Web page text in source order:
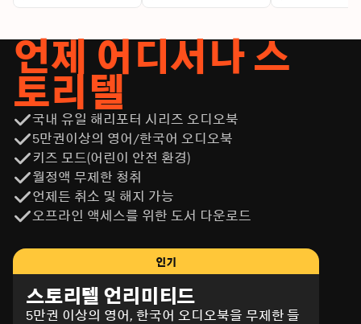
언제 어디서나 스
토리텔
국내 유일 해리포터 시리즈 오디오북
5만권이상의 영어/한국어 오디오북
키즈 모드(어린이 안전 환경)
월정액 무제한 청취
언제든 취소 및 해지 가능
오프라인 액세스를 위한 도서 다운로드
인기
스토리텔 언리미티드
5만권 이상의 영어, 한국어 오디오북을 무제한 들